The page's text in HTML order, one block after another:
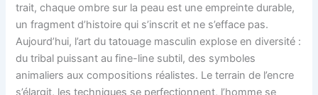
trait, chaque ombre sur la peau est une empreinte durable,
un fragment d’histoire qui s’inscrit et ne s’efface pas.
Aujourd’hui, l’art du tatouage masculin explose en diversité :
du tribal puissant au fine-line subtil, des symboles
animaliers aux compositions réalistes. Le terrain de l’encre
s’élargit, les techniques se perfectionnent, l’homme se